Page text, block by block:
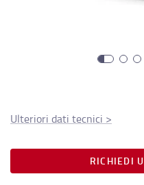
Ulteriori dati tecnici >
RICHIEDI